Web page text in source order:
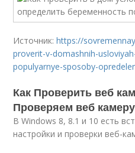
Источник:https://
proverit-v-domashnih-
populyarnye-sposoby-
Как Проверить веб
Проверяем веб камеру
В Windows 8, 8.1 и 10 есть
настройки и проверки веб-